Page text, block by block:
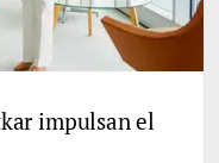
impulsan el